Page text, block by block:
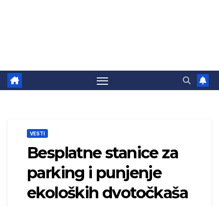
VESTI
Besplatne stanice za
parking i punjenje
ekoloških dvotočkaša